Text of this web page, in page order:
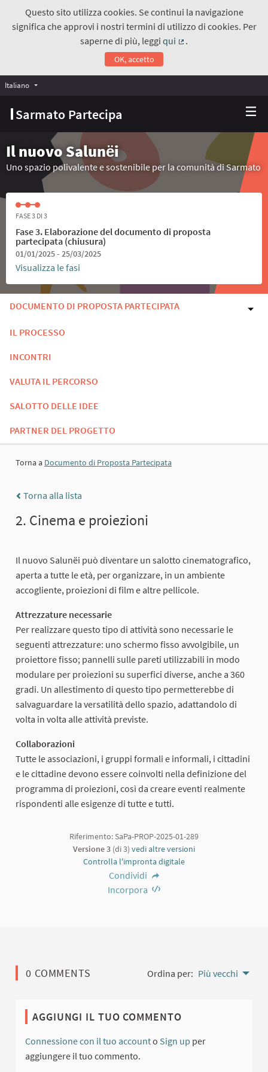
Questo sito utilizza cookies. Se continui la navigazione
significa che approvi i nostri termini di utilizzo di cookies. Per
saperne di più, leggiqui
.
OK, accetto
Sarmato Partecipa
Italiano Choose language
Il nuovo Salunёi
Uno spazio polivalente e sostenibile per la comunità di Sarmato
FASE 3 DI 3
Fase 3. Elaborazione del documento di proposta
partecipata (chiusura)
01/01/2025 - 25/03/2025
Visualizza le fasi
DOCUMENTO DI PROPOSTA PARTECIPATA
IL PROCESSO
INCONTRI
VALUTA IL PERCORSO
SALOTTO DELLE IDEE
PARTNER DEL PROGETTO
Torna a Documento di Proposta Partecipata
Torna alla lista
2. Cinema e proiezioni
Il nuovo Salunëi può diventare un salotto cinematografico,
aperta a tutte le età, per organizzare, in un ambiente
accogliente, proiezioni di film e altre pellicole.
Attrezzature necessarie
Per realizzare questo tipo di attività sono necessarie le
seguenti attrezzature: uno schermo fisso avvolgibile, un
proiettore fisso; pannelli sulle pareti utilizzabili in modo
modulare per proiezioni su superfici diverse, anche a 360
gradi. Un allestimento di questo tipo permetterebbe di
salvaguardare la versatilità dello spazio, adattandolo di
volta in volta alle attività previste.
Collaborazioni
Tutte le associazioni, i gruppi formali e informali, i cittadini
e le cittadine devono essere coinvolti nella definizione del
programma di proiezioni, così da creare eventi realmente
rispondenti alle esigenze di tutte e tutti.
Riferimento: SaPa-PROP-2025-01-289
Versione 3 (di 3) vedi altre versioni
Controlla l'impronta digitale
Condividi
Incorpora
0 COMMENTS Ordina per: Più vecchi
AGGIUNGI IL TUO COMMENTO
Connessione con il tuo accounto Sign up per
aggiungere il tuo commento.